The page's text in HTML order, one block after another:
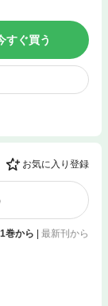
すぐ買う
お気に入り登録
1巻から | 最新刊から